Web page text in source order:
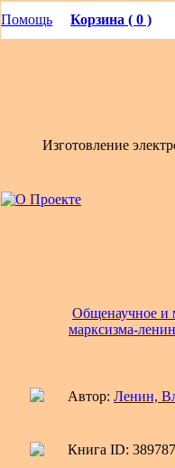
Помощь Корзина ( 0 )
Изготовление
Общенаучное и
марксизма-
Автор: Ленин,
Книга ID: 389787